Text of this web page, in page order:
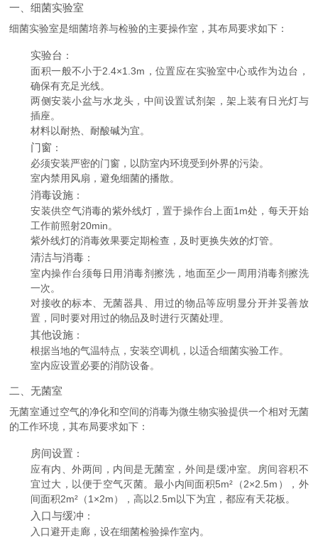
一、细菌实验室
细菌实验室是细菌培养与检验的主要操作室，其布局要求如下：
实验台 ：
面积一般不小于2.4×1.3m，位置应在实验室中心或作为边台，
确保有充足光线。
两侧安装小盆与水龙头，中间设置试剂架，架上装有日光灯与
插座。
材料以耐热、耐酸碱为宜。
门窗 ：
必须安装严密的门窗，以防室内环境受到外界的污染。
室内禁用风扇，避免细菌的播散。
消毒设施 ：
安装供空气消毒的紫外线灯，置于操作台上面1m处，每天开始
工作前照射20min。
紫外线灯的消毒效果要定期检查，及时更换失效的灯管。
清洁与消毒 ：
室内操作台须每日用消毒剂擦洗，地面至少一周用消毒剂擦洗
一次。
对接收的标本、无菌器具、用过的物品等应明显分开并妥善放
置，同时要对用过的物品及时进行灭菌处理。
其他设施 ：
根据当地的气温特点，安装空调机，以适合细菌实验工作。
室内应设置必要的消防设备。
二、无菌室
无菌室通过空气的净化和空间的消毒为微生物实验提供一个相对无菌
的工作环境，其布局要求如下：
房间设置 ：
应有内、外两间，内间是无菌室，外间是缓冲室。房间容积不
宜过大，以便于空气灭菌。最小内间面积5m²（2×2.5m），外
间面积2m²（1×2m），高以2.5m以下为宜，都应有天花板。
入口与缓冲 ：
入口避开走廊，设在细菌检验操作室内。